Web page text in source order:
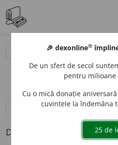
definiții (1) pronunțievolume_up (1)
Definiția cu ID-ul 215471:
🎉 dexonline®
De un sfert de secol
pentru milioane
Cu o mică donație
cuvintele la îndemâna